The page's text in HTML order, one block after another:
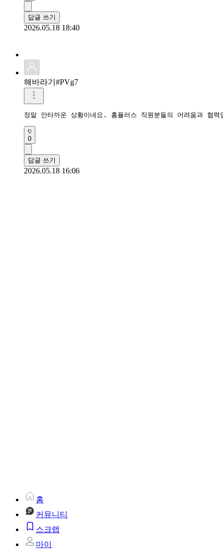
답글 쓰기
2026.05.18 18:40
해바라기#PVg7
정말 안타까운 상황이네요. 홈플러스 직원분들의 어려움과 협
0
답글 쓰기
2026.05.18 16:06
홈
커뮤니티
스크랩
마이